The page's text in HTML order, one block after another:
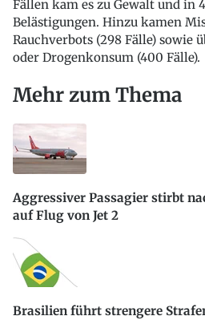
Fällen kam es zu Gewalt und in
Belästigungen. Hinzu kamen
Rauchverbots (298 Fälle) sowie
oder Drogenkonsum (400 Fälle).
Mehr zum Thema
Aggressiver Passagier stirbt
auf Flug von Jet 2
Brasilien führt strengere